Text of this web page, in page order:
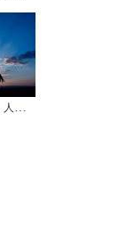
爱情AI代言人上线，人与人怎么相处？